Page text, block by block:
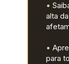
•
alta
•
para